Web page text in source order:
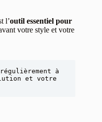
l’outil essentiel pour
votre style et votre
à
et votre